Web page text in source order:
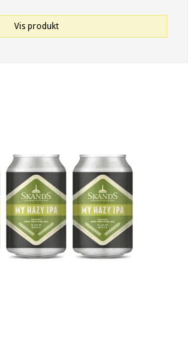
Vis produkt